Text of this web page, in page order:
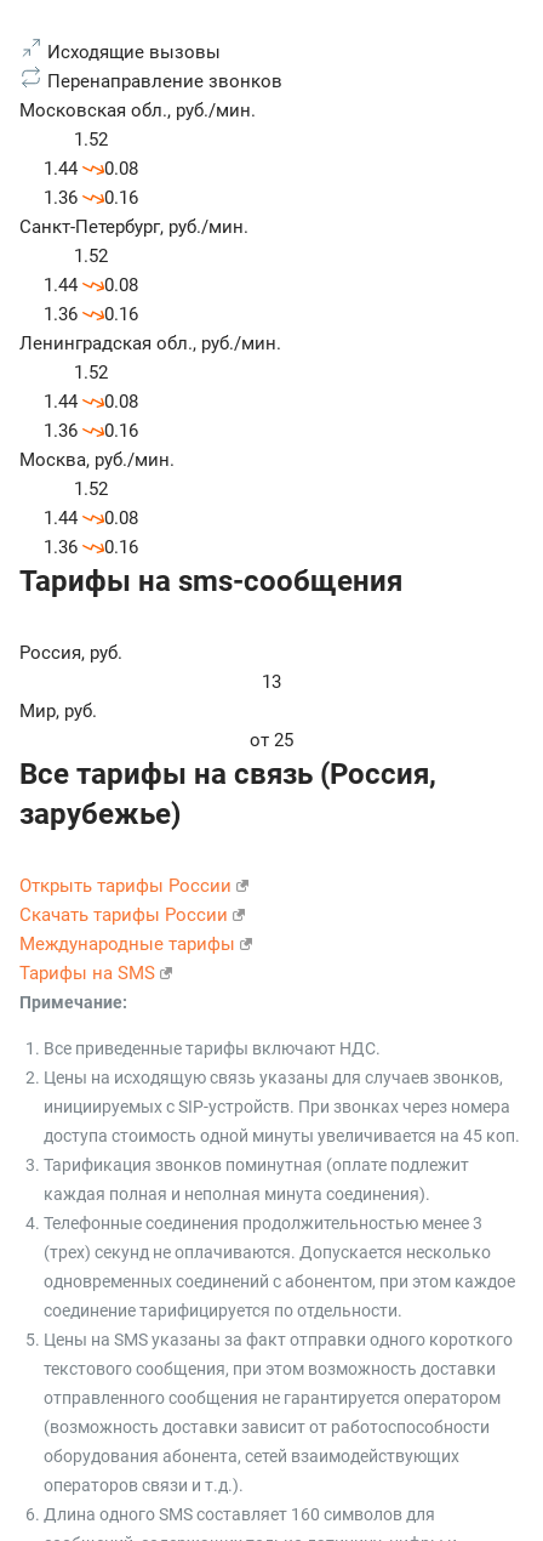
Исходящие вызовы
Перенаправление звонков
Московская обл., руб./мин.
1.52
1.44
0.08
1.36
0.16
Санкт-Петербург, руб./мин.
1.52
1.44
0.08
1.36
0.16
Ленинградская обл., руб./мин.
1.52
1.44
0.08
1.36
0.16
Москва, руб./мин.
1.52
1.44
0.08
1.36
0.16
Тарифы на sms-сообщения
Россия, руб.
13
Мир, руб.
от 25
Все тарифы на связь (Россия,
зарубежье)
Открыть тарифы России
Скачать тарифы России
Международные тарифы
Тарифы на SMS
Примечание:
Все приведенные тарифы включают НДС.
Цены на исходящую связь указаны для случаев звонков,
инициируемых с SIP-устройств. При звонках через номера
доступа стоимость одной минуты увеличивается на 45 коп.
Тарификация звонков поминутная (оплате подлежит
каждая полная и неполная минута соединения).
Телефонные соединения продолжительностью менее 3
(трех) секунд не оплачиваются. Допускается несколько
одновременных соединений с абонентом, при этом каждое
соединение тарифицируется по отдельности.
Цены на SMS указаны за факт отправки одного короткого
текстового сообщения, при этом возможность доставки
отправленного сообщения не гарантируется оператором
(возможность доставки зависит от работоспособности
оборудования абонента, сетей взаимодействующих
операторов связи и т.д.).
Длина одного SMS составляет 160 символов для